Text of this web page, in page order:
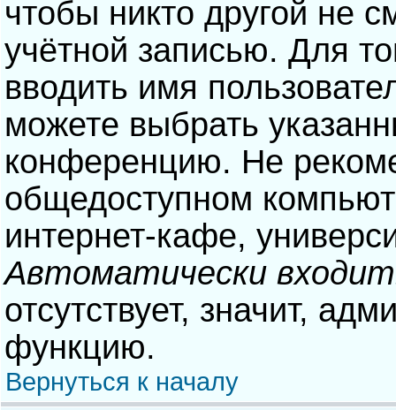
чтобы никто другой не
учётной записью. Для
вводить имя
можете выбрать
конференцию. Не
общедоступном
интернет-кафе,
Автоматически
отсутствует, значит,
функцию.
Вернуться к началу